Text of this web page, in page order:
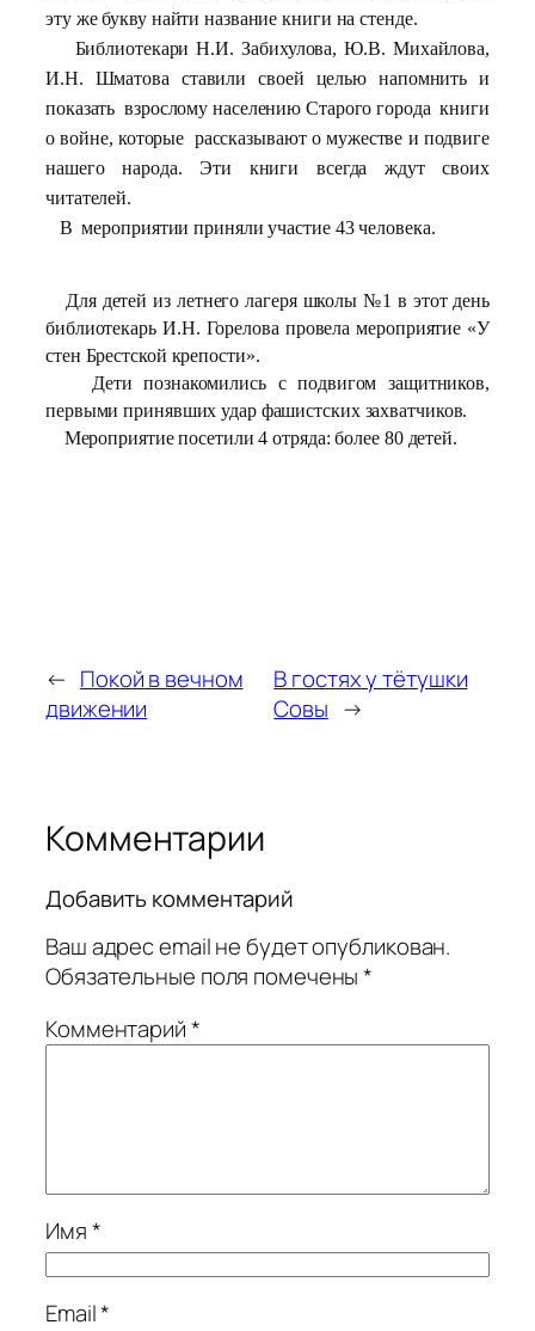
эту же букву найти название книги на стенде.
Библиотекари Н.И. Забихулова, Ю.В. Михайлова,
И.Н. Шматова ставили своей целью напомнить и
показать взрослому населению Старого города книги
о войне, которые рассказывают о мужестве и подвиге
нашего народа. Эти книги всегда ждут своих
читателей.
В мероприятии приняли участие 43 человека.
Для детей из летнего лагеря школы №1 в этот день
библиотекарь И.Н. Горелова провела мероприятие «У
стен Брестской крепости».
Дети познакомились с подвигом защитников,
первыми принявших удар фашистских захватчиков.
Мероприятие посетили 4 отряда: более 80 детей.
← Покой в вечном
движении
В гостях у тётушки
Совы →
Комментарии
Добавить комментарий
Ваш адрес email не будет опубликован.
Обязательные поля помечены*
Комментарий*
Имя*
Email*